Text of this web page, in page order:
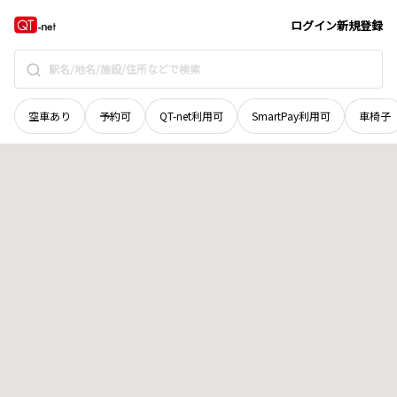
ログイン新規登録
空車あり 予約可 QT-net利用可 SmartPay利用可 車椅子
宮城県